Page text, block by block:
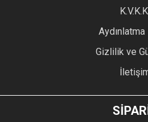
Ürün fiyatı diğer sitelerden
Gizlilik ve